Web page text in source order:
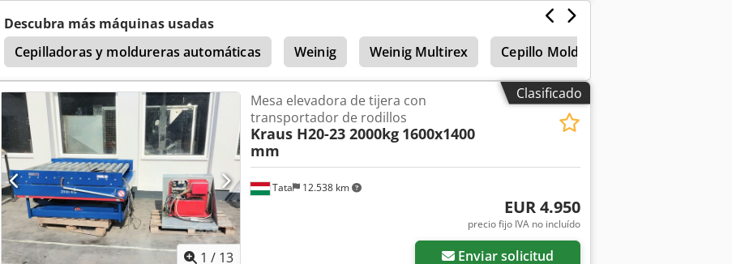
nominal de conexión G20.1: 25 mbar Consumo nominal de gas: aprox. 2,5 m³/h Conexión de gas: 1/2"
Crsdpfx Aksq Hu Afonjf Tensión de conexión: IP21 AC 230V 50Hz
Descubra más máquinas usadas
Cepilladoras y moldureras automáticas
Weinig Weinig Multirex Cepillo Moldeador
Clasificado
1 / 13
Tata 12.538 km
Mesa elevadora de tijera con
transportador de rodillos
Kraus H20-23 2000kg 1600x1400
mm
EUR 4.950
precio fijo IVA no incluído
Enviar solicitud